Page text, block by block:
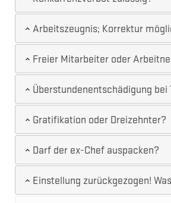
Arbeitszeugnis; Korrektur
Freier Mitarbeiter oder
Überstundenentschädigung
Gratifikation oder Dreizehnter?
Darf der ex-Chef auspacken?
Einstellung zurückgezogen!